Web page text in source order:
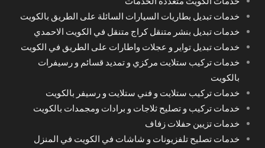
خدمات تبديل بطاريات السيارات السائلة على الطريق بالكويت
خدمات تبديل بنشر متنقل كراج متنقل في الكويت الاحمدي
خدمات تبديل تواير و عجلات واطارات على الطريق في الكويت
خدمات تركيب ستلايت مركزي و تمديد قسائم و رسيفرات
بالكويت
خدمات تركيب ستلايت و فني ستلايت و رسيفر بالكويت
خدمات تركيب و تصليح ثلاجات و برادات ومجمدات بالكويت
خدمات تزيين حفلات زفاف
خدمات تصليح تلفزيونات و شاشات في الكويت في المنزل